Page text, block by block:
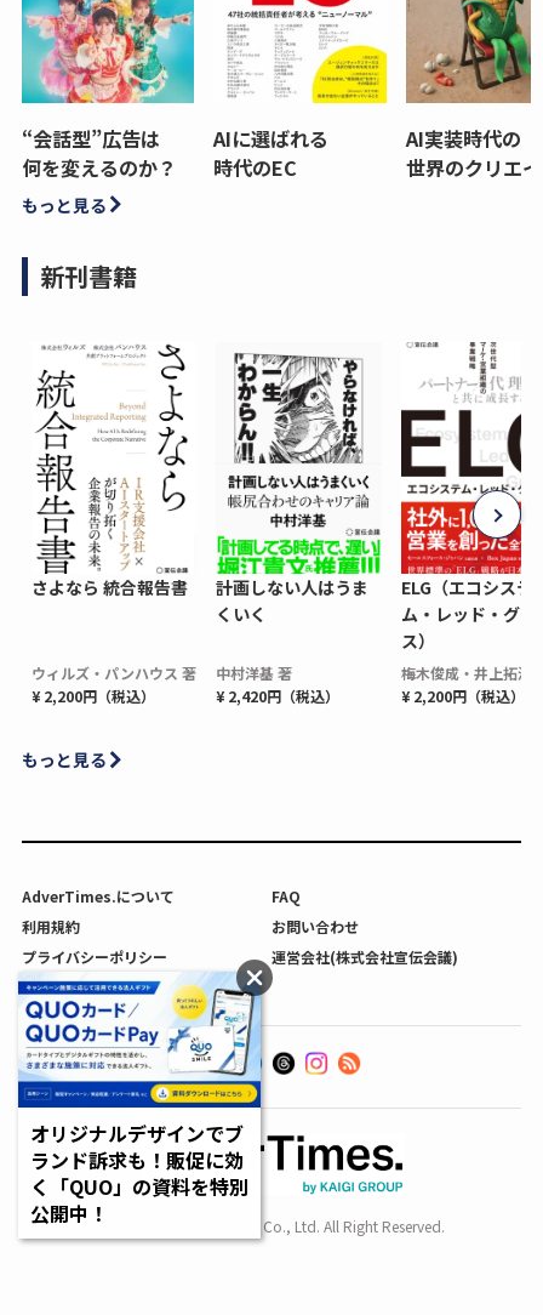
“会話型”広告は
何を変えるのか？
AIに選ばれる
時代のEC
AI実装時代の
世界のクリエ
もっと見る
新刊書籍
さよなら 統合報告書
ウィルズ・パンハウス 著
¥ 2,200円（税込）
計画しない人はうま
くいく
中村洋基 著
¥ 2,420円（税込）
ELG（エコシステ
ム・レッド・グロ
ス）
梅木俊成・井上拓海
¥ 2,200円（税込）
もっと見る
AdverTimes.について
FAQ
利用規約
お問い合わせ
プライバシーポリシー
運営会社(株式会社宣伝会議)
利用者情報の外部送信について
Copyright SENDENKAIGI Co., Ltd. All Right Reserved.
オリジナルデザインでブ
ランド訴求も！販促に効
く「QUO」の資料を特別
公開中！